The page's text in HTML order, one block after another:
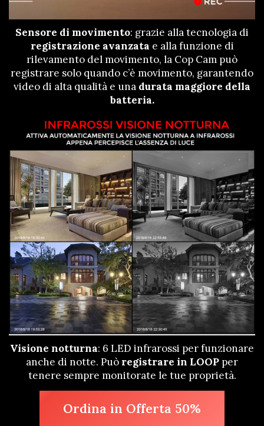
Sensore di movimento: grazie alla tecnologia di
registrazione avanzata e alla funzione di
rilevamento del movimento, la Cop Cam può
registrare solo quando c’è movimento, garantendo
video di alta qualità e una durata maggiore della
batteria.
Visione notturna: 6 LED infrarossi per funzionare
anche di notte. Può registrare in LOOP per
tenere sempre monitorate le tue proprietà.
Ordina in Offerta 50%